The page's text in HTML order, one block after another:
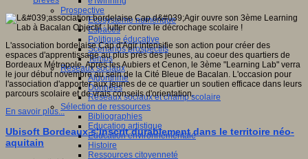
Prospective
Ecosystème numérique
Espaces
Politique éducative
Scénarios prospectifs
Temps
Réseaux sociaux
Algorithme
Données
Réseaux sociaux et champ scolaire
Sélection de ressources
Bibliographies
Education artistique
Education environnementale
Histoire
Ressources citoyenneté
L'association bordelaise Cap d'Agir intensifie son action pour créer des
espaces d'apprentissage au plus près des jeunes, au coeur des quartiers de
Bordeaux Métropole. Après les Aubiers et Cenon, le 3ème "Learning Lab" verra
le jour début novembre au sein de la Cité Bleue de Bacalan. L'occasion pour
l'association d'apporter aux jeunes de ce quartier un soutien efficace dans leurs
parcours scolaire et de vrais conseils d'orientation.
En savoir plus...
Ubisoft Bordeaux s’inscrit durablement dans le territoire néo-
aquitain